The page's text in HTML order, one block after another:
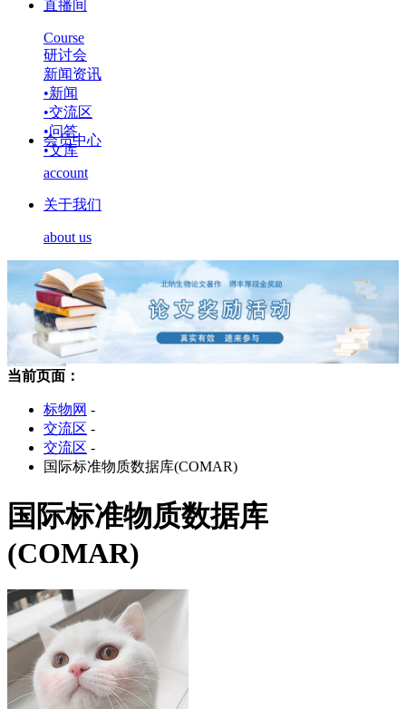
直播间
Course
研讨会
新闻资讯
•新闻
•交流区
•问答
•文库
会员中心
account
关于我们
about us
当前页面：
标物网 -
交流区 -
交流区 -
国际标准物质数据库(COMAR)
国际标准物质数据库
(COMAR)